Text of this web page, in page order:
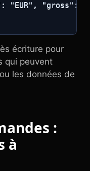
"EUR", "gross":
écriture pour
qui peuvent
les données de
:
à